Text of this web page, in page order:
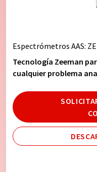
Espectrómetros AAS:
Tecnología Zeeman
cualquier problema